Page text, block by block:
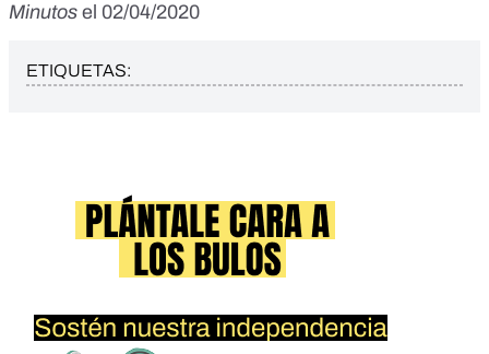
Minutos el 02/04/2020
ETIQUETAS: